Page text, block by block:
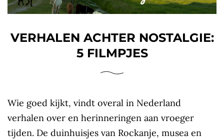
VERHALEN ACHTER NOSTALGIE:
5 FILMPJES
Wie goed kijkt, vindt overal in Nederland
verhalen over en herinneringen aan vroeger
tijden. De duinhuisjes van Rockanje, musea en